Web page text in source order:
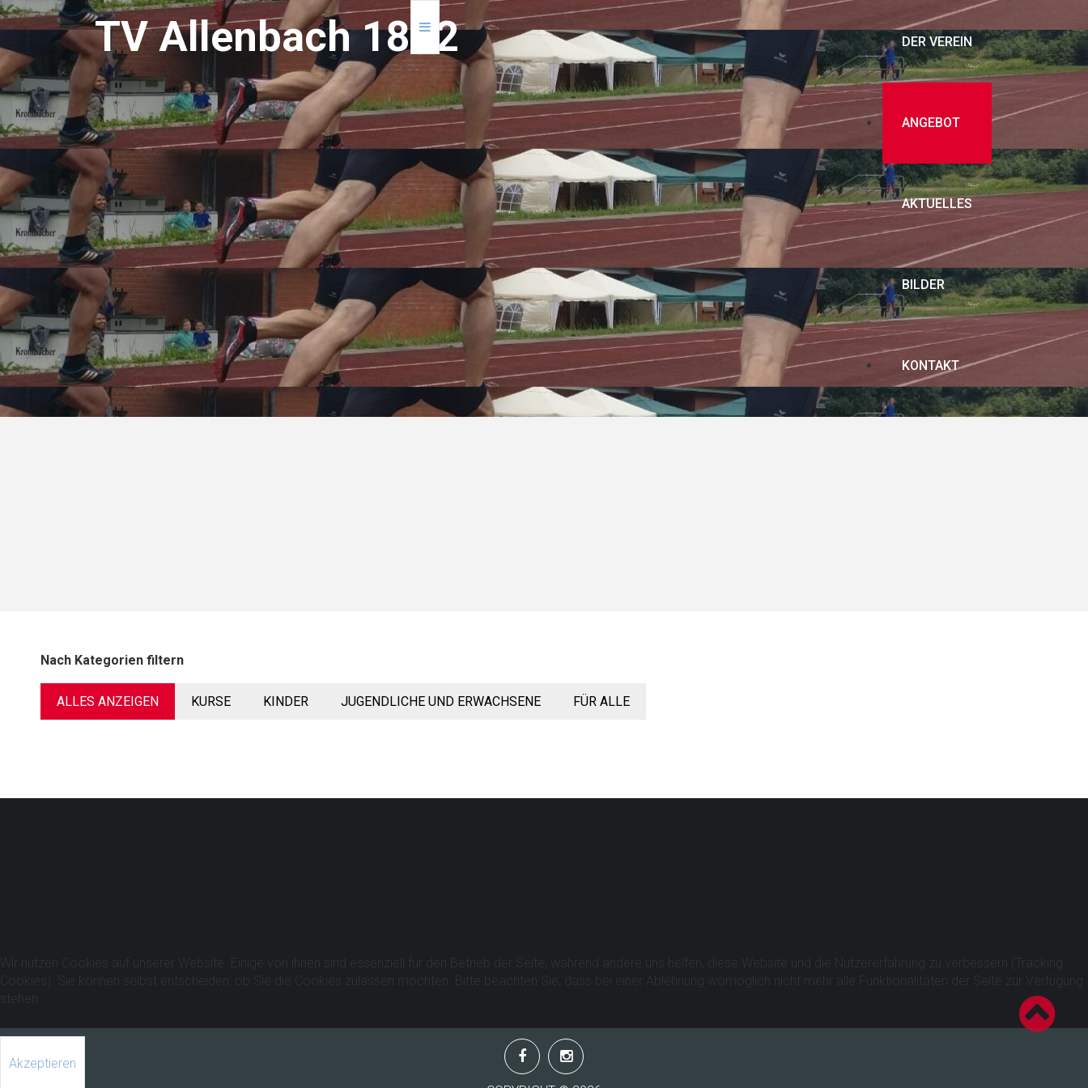
TV Allenbach 1892 DER VEREIN
ANGEBOT
AKTUELLES
BILDER
KONTAKT
Nach Kategorien filtern
ALLES ANZEIGEN KURSE KINDER JUGENDLICHE UND ERWACHSENE FÜR ALLE
Wir nutzen Cookies auf unserer Website. Einige von ihnen sind essenziell für den Betrieb der Seite, während andere uns helfen, diese Website und die Nutzererfahrung zu verbessern (Tracking
Cookies). Sie können selbst entscheiden, ob Sie die Cookies zulassen möchten. Bitte beachten Sie, dass bei einer Ablehnung womöglich nicht mehr alle Funktionalitäten der Seite zur Verfügung
Akzeptieren